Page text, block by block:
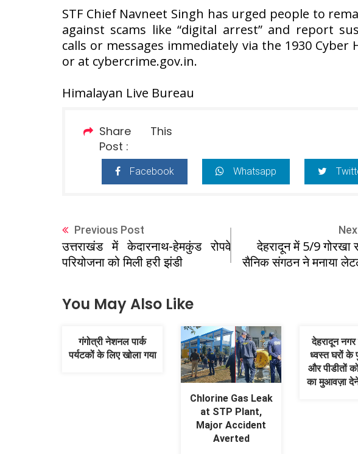
STF Chief Navneet Singh has urged people to
against scams like “digital arrest” and report
calls or messages immediately via the 1930 Cyber
or at cybercrime.gov.in.
Himalayan Live Bureau
Share This
Post :
Facebook Whatsapp
Previous Post
उत्तराखंड में केदारनाथ-हेमकुंड रोपवे
परियोजना को मिली हरी झंडी
देहरादून में 5/9 गोरखा
सैनिक संगठन ने मनाया
You May Also Like
गंगोत्री नेशनल पार्क
पर्यटकों के लिए खोला गया
Chlorine Gas Leak
at STP Plant,
Major Accident
Averted
देहरादून
ध्वस्त घरों के
और पीडीतों
का मुआवज़ा